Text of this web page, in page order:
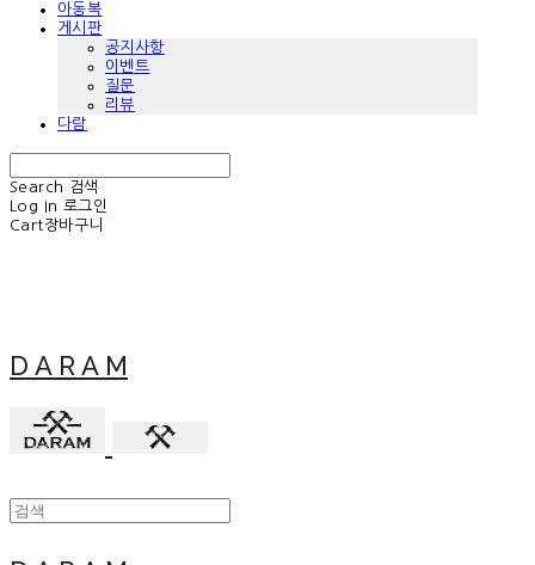
아동복
게시판
공지사항
이벤트
질문
리뷰
다람
Search
검색
Log In 로그인
Cart장바구니
D A R A M